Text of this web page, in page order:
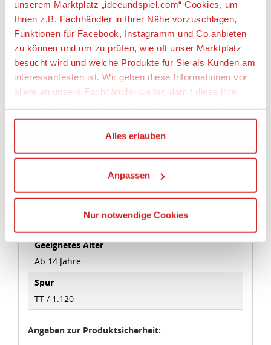
unserem Marktplatz „ideeundspiel.com“ Cookies, um
Ihnen z.B. Fachhändler in Ihrer Nähe vorzuschlagen,
Funktionen für Facebook, Instagramm und Co anbieten
zu können und um zu prüfen, wie oft unser Marktplatz
besucht wird und welche Produkte für Sie als Kunden am
interessantesten ist. Wir geben diese Informationen vor
allem an unsere Fachhändler weiter, damit diese ihre
Wir verwenden den Google Tag Manager um weitere
Dienste einzubinden.
Wenn Sie auf „Alles erlauben“, klicken, werden ein Teil
Ihrer personenbezogener Daten in die USA übertragen.
Die USA ist ein Drittland, dass nicht von einem
Kommission erfasst wird, und daher kein angemessenes
Schutzniveau für personenbezogene Daten bietet. Durch
die Verwendung von Standarddatenschutzklauseln in
Verbindung mit zusätzlichen Maßnahmen zur Sicherung
eines angemessenen Schutzniveaus, garantieren wir,
Verarbeitung von Daten in den USA eingehalten werden.
Alles erlauben
Anpassen
Nur notwendige Cookies
Dieses Produkt darf am Ende seiner Nutzungsdauer
nicht über den normalen Hausmüll entsorgt werden,
sondern muss an einem Sammelpunkt für Recycling
von elektronischen Geräten abgegeben werden.
Bitte fragen Sie bei Ihrem Händler oder der
Gemeindeverwaltung nach der zuständigen
Entsorgungsstelle.
Geeignetes Alter
Ab 14 Jahre
Spur
TT / 1:120
Angaben zur Produktsicherheit: